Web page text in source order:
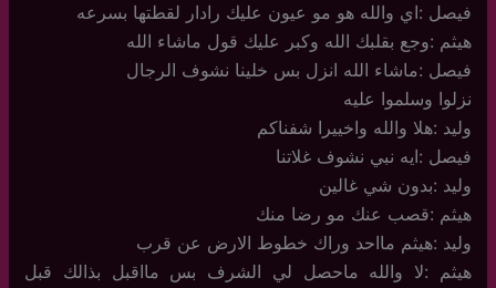
فيصل :اي والله هو مو عيون عليك رادار لقطتها بسرعه
هيثم :وجع بقلبك الله وكبر عليك قول ماشاء الله
فيصل :ماشاء الله انزل بس خلينا نشوف الرجال
نزلوا وسلموا عليه
وليد :هلا والله واخييرا شفناكم
فيصل :ايه نبي نشوف غلاتنا
وليد :بدون شي غالين
هيثم :قصب عنك مو رضا منك
وليد :هيثم مااحد وراك خطوط الارض عن قرب
هيثم :لا والله ماحصل لي الشرف بس مااقبل بذالك قبل